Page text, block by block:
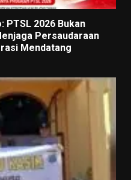
PTSL 2026 Bukan
Persaudaraan
Mendatang